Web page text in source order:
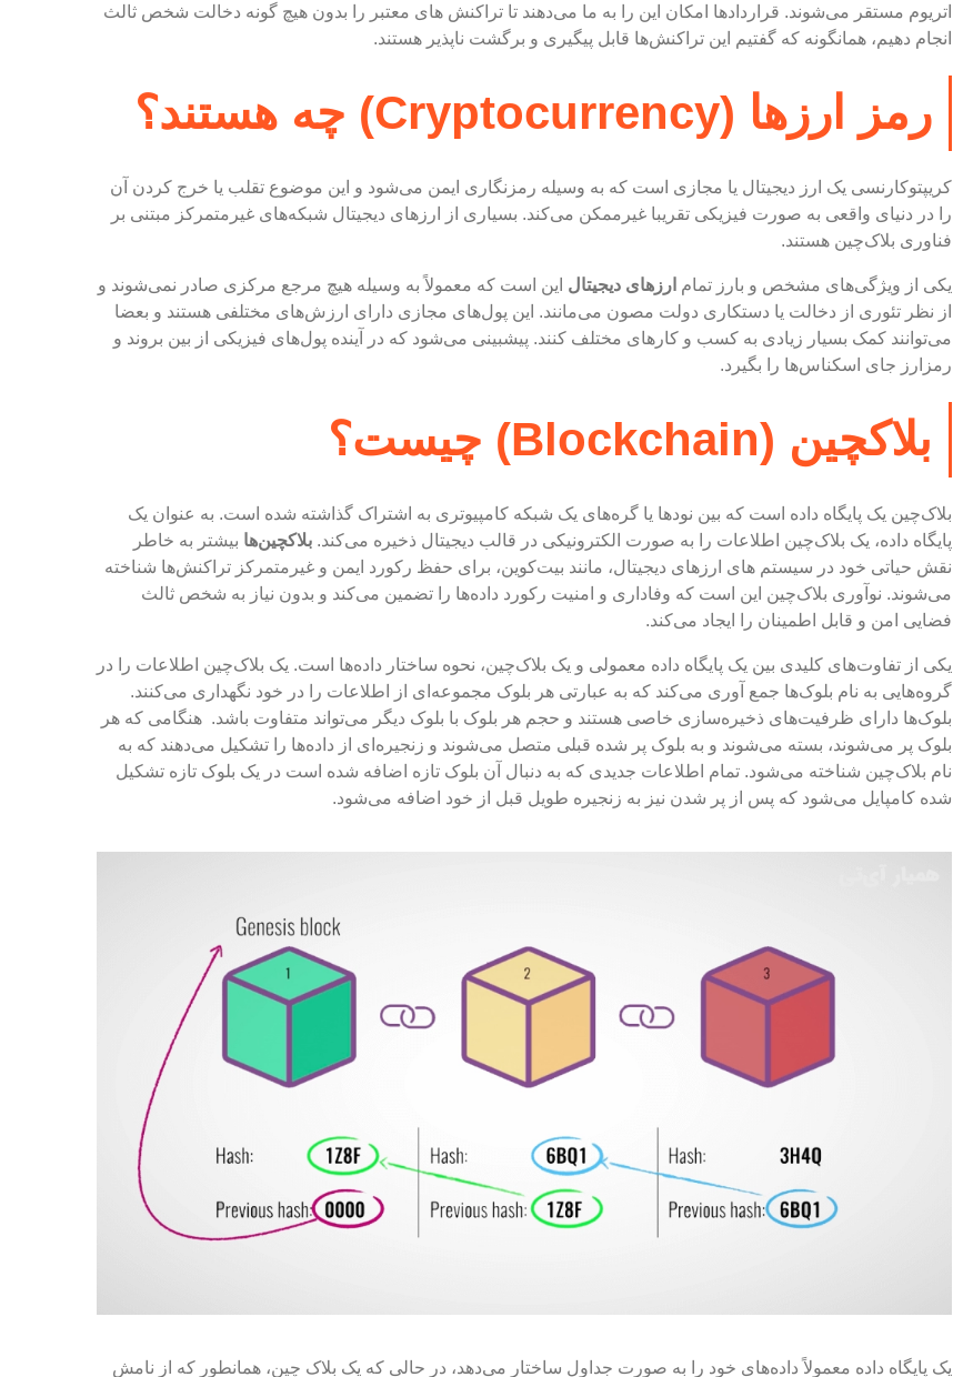
اتریوم مستقر ‌می‌شوند. قراردادها امکان این را به ما ‌می‌دهند تا تراکنش ‌‌‌های معتبر را بدون هیچ گونه دخالت شخص ثالث
انجام دهیم، همانگونه که گفتیم این تراکنش‌ها قابل پیگیری و برگشت ناپذیر هستند.
رمز ارزها (Cryptocurrency) چه هستند؟
کریپتوکارنسی یک ارز دیجیتال یا مجازی است که به وسیله رمزنگاری ایمن می‌شود و این موضوع تقلب یا خرج کردن آن
را در دنیای واقعی به صورت فیزیکی تقریبا غیرممکن می‌کند. بسیاری از ارزهای دیجیتال شبکه‌های غیرمتمرکز مبتنی بر
فناوری بلاک‌چین هستند.
یکی از ویژگی‌های مشخص و بارز تمام ارزهای دیجیتال این است که معمولاً به وسیله هیچ مرجع مرکزی صادر نمی‌شوند و
از نظر تئوری از دخالت یا دستکاری دولت مصون می‌مانند. این پول‌های مجازی دارای ارزش‌های مختلفی هستند و بعضا
می‌توانند کمک بسیار زیادی به کسب و کارهای مختلف کنند. پیشبینی می‌شود که در آینده پول‌های فیزیکی از بین بروند و
رمز‌ارز جای اسکناس‌ها را بگیرد.
بلاکچین (Blockchain) چیست؟
بلاک‌چین یک پایگاه داده است که بین نودها یا گره‌های یک شبکه کامپیوتری به اشتراک گذاشته شده است. به عنوان یک
پایگاه داده، یک بلاک‌چین اطلاعات را به صورت الکترونیکی در قالب دیجیتال ذخیره می‌کند. بلاکچین‌ها بیشتر به خاطر
نقش حیاتی خود در سیستم های ارزهای دیجیتال، مانند بیت‌کوین، برای حفظ رکورد ایمن و غیرمتمرکز تراکنش‌ها شناخته
می‌شوند. نوآوری بلاک‌چین این است که وفاداری و امنیت رکورد داده‌ها را تضمین می‌کند و بدون نیاز به شخص ثالث
فضایی امن و قابل اطمینان را ایجاد می‌کند.
یکی از تفاوت‌های کلیدی بین یک پایگاه داده معمولی و یک بلاک‌چین، نحوه ساختار داده‌ها است. یک بلاک‌چین اطلاعات را در
گروه‌هایی به نام بلوک‌ها جمع آوری می‌کند که به عبارتی هر بلوک مجموعه‌ای از اطلاعات را در خود نگهداری می‌کنند.
بلوک‌ها دارای ظرفیت‌های ذخیره‌سازی خاصی هستند و حجم هر بلوک با بلوک دیگر می‌تواند متفاوت باشد. هنگامی که هر
بلوک پر می‌شوند، بسته می‌شوند و به بلوک پر شده قبلی متصل می‌شوند و زنجیره‌ای از داده‌ها را تشکیل می‌دهند که به
نام بلاک‌چین شناخته می‌شود. تمام اطلاعات جدیدی که به دنبال آن بلوک تازه اضافه شده است در یک بلوک تازه تشکیل
شده کامپایل می‌شود که پس از پر شدن نیز به زنجیره طویل قبل از خود اضافه می‌شود.
یک پایگاه داده معمولاً داده‌های خود را به صورت جداول ساختار می‌دهد، در حالی که یک بلاک چین، همانطور که از نامش